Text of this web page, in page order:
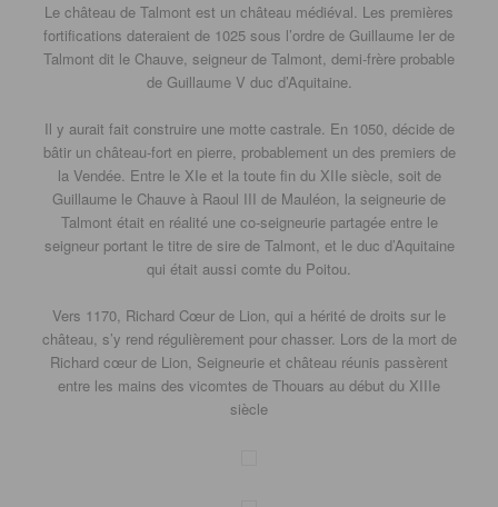
Le château de Talmont est un château médiéval. Les premières
fortifications dateraient de 1025 sous l’ordre de Guillaume Ier de
Talmont dit le Chauve, seigneur de Talmont, demi-frère probable
de Guillaume V duc d’Aquitaine.
Il y aurait fait construire une motte castrale. En 1050, décide de
bâtir un château-fort en pierre, probablement un des premiers de
la Vendée. Entre le XIe et la toute fin du XIIe siècle, soit de
Guillaume le Chauve à Raoul III de Mauléon, la seigneurie de
Talmont était en réalité une co-seigneurie partagée entre le
seigneur portant le titre de sire de Talmont, et le duc d’Aquitaine
qui était aussi comte du Poitou.
Vers 1170, Richard Cœur de Lion, qui a hérité de droits sur le
château, s’y rend régulièrement pour chasser. Lors de la mort de
Richard cœur de Lion, Seigneurie et château réunis passèrent
entre les mains des vicomtes de Thouars au début du XIIIe
siècle